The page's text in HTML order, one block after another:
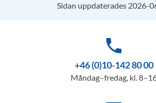
Sidan uppdaterades 2026-
phone
+46 (0)10-142 80 00
Måndag–fredag, kl.